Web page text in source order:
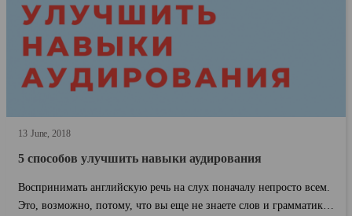
13 June 2018
5 способов улучшить навыки аудирования
Воспринимать английскую речь на слух поначалу непросто всем.
Это, возможно, потому, что вы еще не знаете слов и грамматики,